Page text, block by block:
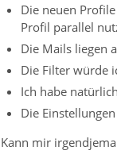
Die neuen
Profil parallel
Die Mails liegen
Die Filter würde
Ich habe
Die
Kann mir